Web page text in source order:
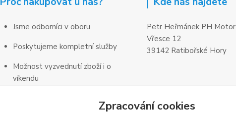
Jsme odborníci v oboru
Poskytujeme kompletní služby
Možnost vyzvednutí zboží i o
víkendu
Petr Heřmánek PH Motor
Vřesce 12
39142 Ratibořské Hory
Zpracování cookies